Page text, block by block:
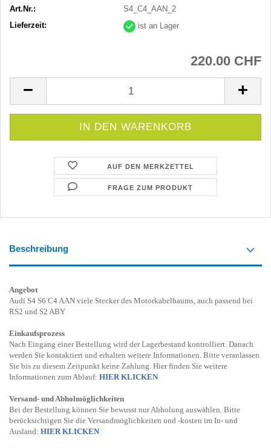
Art.Nr.:
S4_C4_AAN_2
Lieferzeit:
ist an Lager
220.00 CHF
AUF DEN MERKZETTEL
FRAGE ZUM PRODUKT
Beschreibung
Angebot
Audi S4 S6 C4 AAN viele Stecker des Motorkabelbaums, auch passend bei
RS2 und S2 ABY
Einkaufsprozess
Nach Eingang einer Bestellung wird der Lagerbestand kontrolliert. Danach
werden Sie kontaktiert und erhalten weitere Informationen. Bitte veranlassen
Sie bis zu diesem Zeitpunkt keine Zahlung. Hier finden Sie weitere
Informationen zum Ablauf: HIER KLICKEN
Versand- und Abholmöglichkeiten
Bei der Bestellung können Sie bewusst nur Abholung auswählen. Bitte
berücksichtigen Sie die Versandmöglichkeiten und -kosten im In- und
Ausland: HIER KLICKEN